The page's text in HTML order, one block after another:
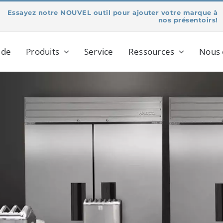
Essayez notre NOUVEL outil pour ajouter votre marque à
nos présentoirs!
Produits Service Ressources Nous